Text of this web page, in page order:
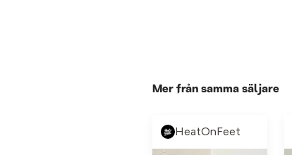
Mer från samma säljare
HeatOnFeet